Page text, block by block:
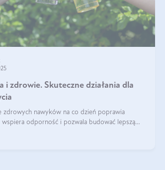
i zdrowie. Skuteczne działania dla
zdrowych nawyków na co dzień poprawia
wspiera odporność i pozwala budować lepszą